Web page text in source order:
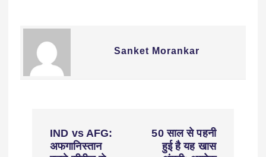
Sanket Morankar
IND vs AFG:
अफगानिस्तान
50 साल से पहनी
हुई है यह खास